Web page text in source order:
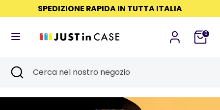
Read
the
al
contenuto
SPEDIZIONE RAPIDA IN TUTTA ITALIA
0
Lingua
ITALIANO
nostro
CercaCerca
nostro
Chiudi
ricerca